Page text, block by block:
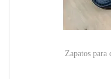
Zapatos para